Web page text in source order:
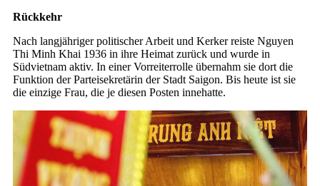
Rückkehr
Nach langjähriger politischer Arbeit und Kerker reiste Nguyen
Thi Minh Khai 1936 in ihre Heimat zurück und wurde in
Südvietnam aktiv. In einer Vorreiterrolle übernahm sie dort die
Funktion der Parteisekretärin der Stadt Saigon. Bis heute ist sie
die einzige Frau, die je diesen Posten innehatte.